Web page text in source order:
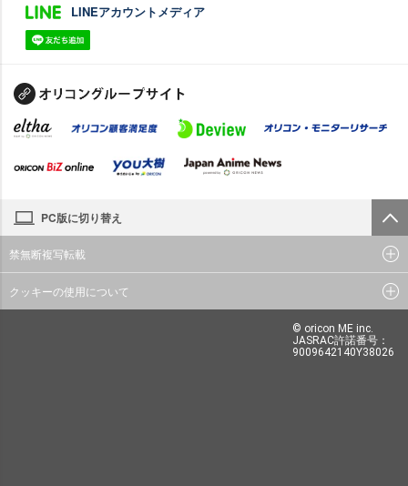
LINEアカウントメディア
PC版に切り替え
禁無断複写転載
クッキーの使用について
© oricon ME inc.
JASRAC許諾番号：
9009642140Y38026